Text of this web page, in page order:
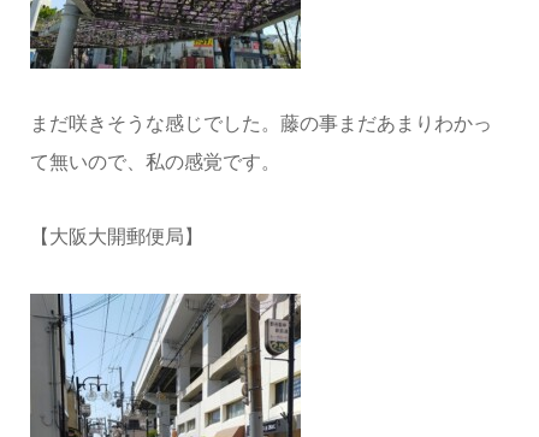
まだ咲きそうな感じでした。藤の事まだあまりわかっ
て無いので、私の感覚です。
【大阪大開郵便局】